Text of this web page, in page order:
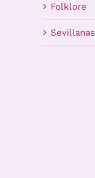
Folklore
Sevillanas